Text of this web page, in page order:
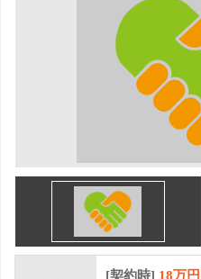
[契約時] 18万円